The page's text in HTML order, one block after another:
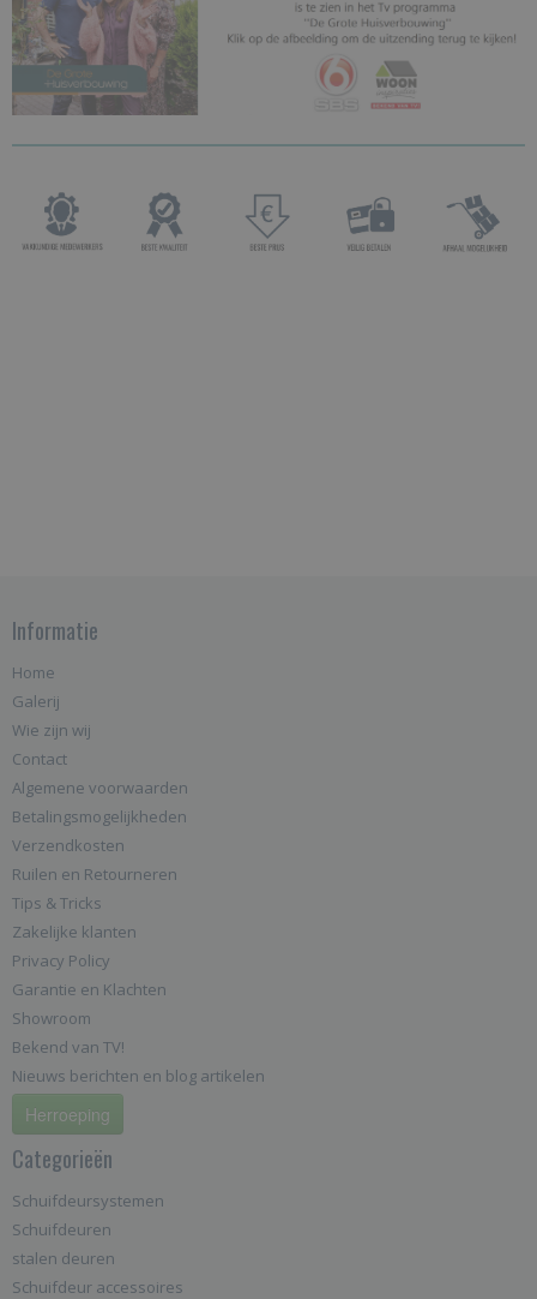
Informatie
Home
Galerij
Wie zijn wij
Contact
Algemene voorwaarden
Betalingsmogelijkheden
Verzendkosten
Ruilen en Retourneren
Tips & Tricks
Zakelijke klanten
Privacy Policy
Garantie en Klachten
Showroom
Bekend van TV!
Nieuws berichten en blog artikelen
Herroeping
Categorieën
Schuifdeursystemen
Schuifdeuren
stalen deuren
Schuifdeur accessoires